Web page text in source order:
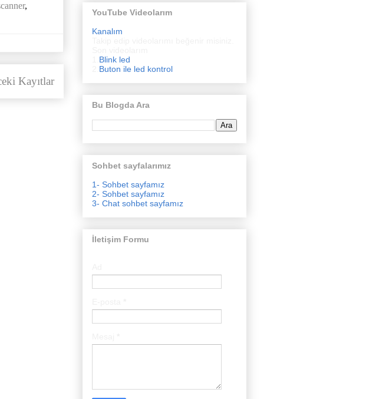
,
Kayıtlar
YouTube Videolarım
Kanalım
Blink led
Buton ile led kontrol
Bu Blogda Ara
Sohbet sayfalarımız
1- Sohbet sayfamız
2- Sohbet sayfamız
3- Chat sohbet sayfamız
İletişim Formu